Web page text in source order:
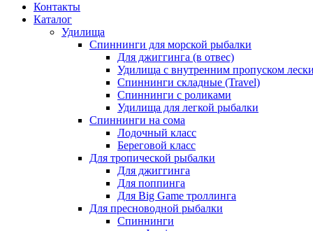
Контакты
Каталог
Удилища
Спиннинги для морской рыбалки
Для джиггинга (в отвес)
Удилища с внутренним пропуском
Спиннинги складные (Travel)
Спиннинги с роликами
Удилища для легкой рыбалки
Спиннинги на сома
Лодочный класс
Береговой класс
Для тропической рыбалки
Для джиггинга
Для поппинга
Для Big Game троллинга
Для пресноводной рыбалки
Спиннинги